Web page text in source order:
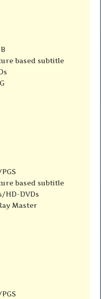
based subtitle
based subtitle
HD-DVDs
Master